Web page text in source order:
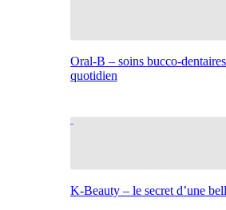
Oral-B – soins bucco-
quotidien
K-Beauty – le secret d’une